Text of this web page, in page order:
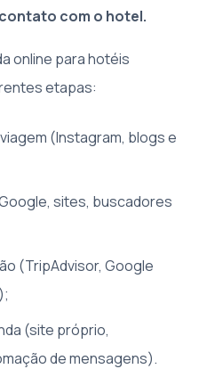
com o hotel.
online para hotéis
etapas:
(Instagram, blogs e
sites, buscadores
(TripAdvisor, Google
(site próprio,
de mensagens).